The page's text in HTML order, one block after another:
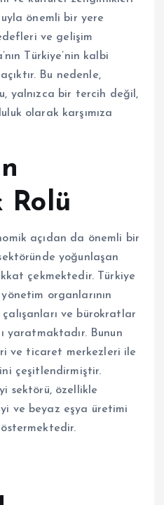
önemli bir yere
ve gelişim
Türkiye’nin kalbi
Bu nedenle,
yalnızca bir tercih değil,
olarak karşımıza
Rolü
açıdan da önemli bir
yoğunlaşan
çekmektedir. Türkiye
organlarının
çalışanları ve bürokratlar
yaratmaktadır. Bunun
ve ticaret merkezleri ile
çeşitlendirmiştir.
sektörü, özellikle
ve beyaz eşya üretimi